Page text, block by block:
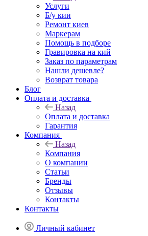
Услуги
Б/у кии
Ремонт киев
Маркерам
Помощь в подборе
Гравировка на кий
Заказ по параметрам
Нашли дешевле?
Возврат товара
Блог
Оплата и доставка
Назад
Оплата и доставка
Гарантия
Компания
Назад
Компания
О компании
Статьи
Бренды
Отзывы
Контакты
Контакты
Личный кабинет